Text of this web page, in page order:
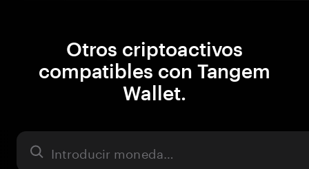
Otros criptoactivos
compatibles con Tangem
Wallet.
Activo